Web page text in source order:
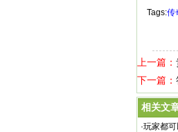
Tags:传
上一篇：
下一篇：
相关文
·玩家都